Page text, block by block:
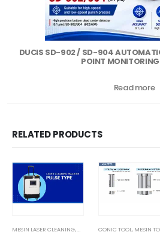
DUCIS SD-902 / SD-904
POINT MONITORING
Read more
RELATED PRODUCTS
MESIN LASER CLEANING,MESIN TOOL DAN PART,PULSE
CONIC TOOL, MESIN TOOL DAN